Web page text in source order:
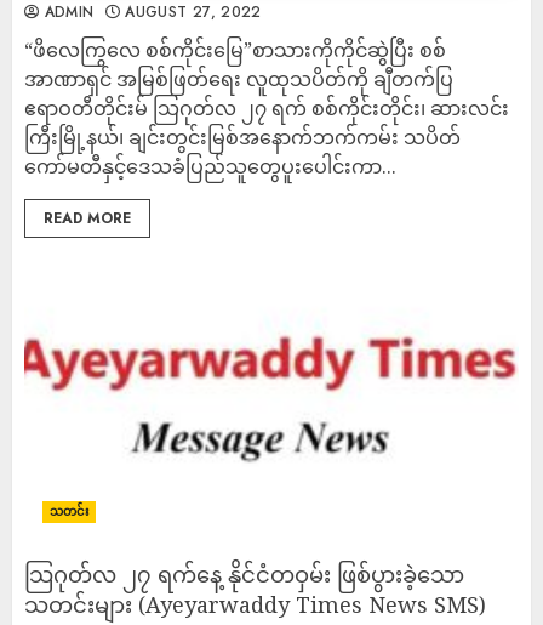
ADMIN AUGUST 27, 2022
“ဖိလေကြွလေ စစ်ကိုင်းမြေ”စာသားကိုကိုင်ဆွဲပြီး စစ်
အာဏာရှင် အမြစ်ဖြတ်ရေး လူထုသပိတ်ကို ချီတက်ပြ
ဧရာဝတီတိုင်းမ် သြဂုတ်လ ၂၇ ရက် စစ်ကိုင်းတိုင်း၊ ဆားလင်း
ကြီးမြို့နယ်၊ ချင်းတွင်းမြစ်အနောက်ဘက်ကမ်း သပိတ်
ကော်မတီနှင့်ဒေသခံပြည်သူတွေပူးပေါင်းကာ...
READ MORE
သတင်း
သြဂုတ်လ ၂၇ ရက်နေ့ နိုင်ငံတဝှမ်း ဖြစ်ပွားခဲ့သော
သတင်းများ (Ayeyarwaddy Times News SMS)